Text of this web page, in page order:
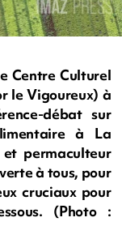
Centre Culturel
le Vigoureux) à
débat sur
à La
permaculteur
à tous, pour
cruciaux pour
(Photo :